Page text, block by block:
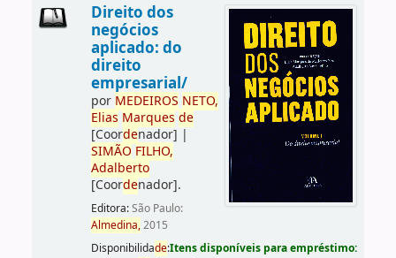
Direito dos
negócios
aplicado: do
direito
empresarial/
por MEDEIROS NETO,
Elias Marques de
[Coordenador] |
SIMÃO FILHO,
Adalberto
[Coordenador].
Editora:São Paulo:
Almedina,2015
Disponibilidade:Itens disponíveis para empréstimo: